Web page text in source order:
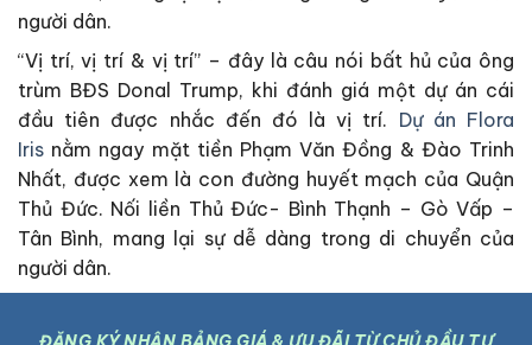
người dân.
“Vị trí, vị trí & vị trí” – đây là câu nói bất hủ của ông
trùm BĐS Donal Trump, khi đánh giá một dự án cái
đầu tiên được nhắc đến đó là vị trí. Dự án Flora
Iris nằm ngay mặt tiền Phạm Văn Đồng & Đào Trinh
Nhất, được xem là con đường huyết mạch của Quận
Thủ Đức. Nối liền Thủ Đức- Bình Thạnh – Gò Vấp –
Tân Bình, mang lại sự dễ dàng trong di chuyển của
người dân.